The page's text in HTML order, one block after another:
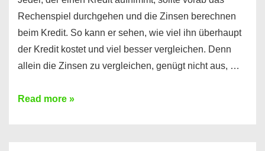
Rechenspiel durchgehen und die Zinsen berechnen
beim Kredit. So kann er sehen, wie viel ihn überhaupt
der Kredit kostet und viel besser vergleichen. Denn
allein die Zinsen zu vergleichen, genügt nicht aus, …
Ganz
Read more »